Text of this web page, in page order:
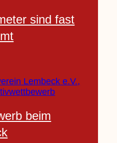
sind fast
beim